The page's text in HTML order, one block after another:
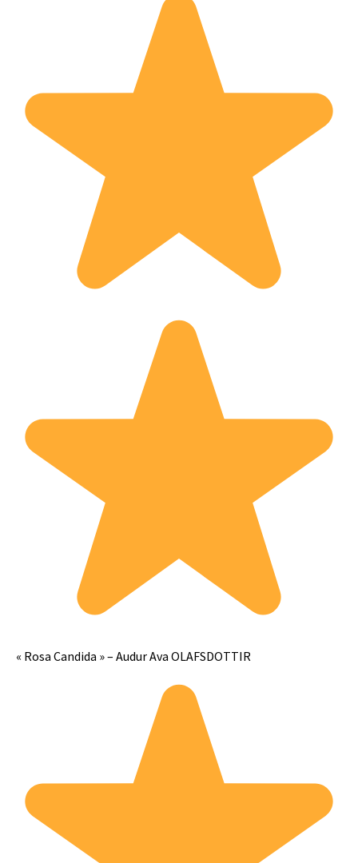
« Rosa Candida » – Audur Ava OLAFSDOTTIR